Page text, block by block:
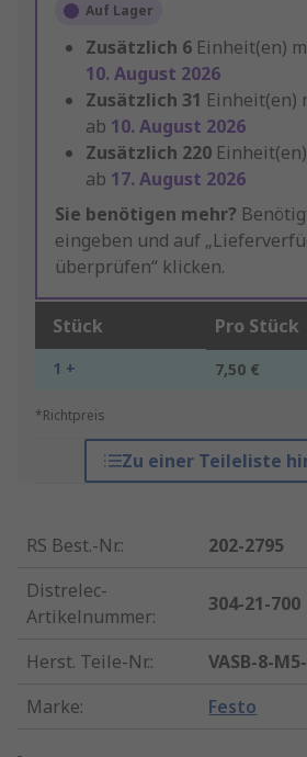
Auf Lager
Zusätzlich 6 Einheit(en)
10. August 2026
Zusätzlich 31 Einheit(en)
ab 10. August 2026
Zusätzlich 220
ab 17. August 2026
Sie benötigen mehr?
eingeben und auf
überprüfen“ klicken.
Stück Pro Stück
1 + 7,50 €
*Richtpreis
Zu einer Teileliste
RS Best.-Nr.:
202-2795
Distrelec-
Artikelnummer:
304-21-700
Herst. Teile-Nr.:
VASB-8-
Marke: Festo